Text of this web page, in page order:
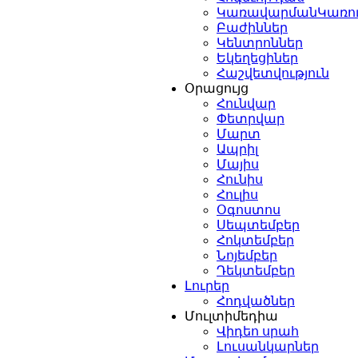
Բաժիններ
Կենտրոններ
Եկեղեցիներ
Հաշվետվություն
Օրացույց
Հունվար
Փետրվար
Մարտ
Ապրիլ
Մայիս
Հունիս
Հուլիս
Օգոստոս
Սեպտեմբեր
Հոկտեմբեր
Նոյեմբեր
Դեկտեմբեր
Լուրեր
Հոդվածներ
Մուլտիմեդիա
Վիդեո սրահ
Լուսանկարներ